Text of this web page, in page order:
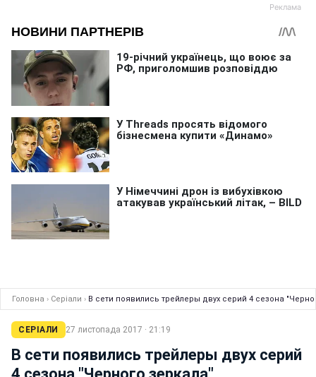
Головна › Серіали › В сети появились трейлеры двух серий 4 сезона
СЕРІАЛИ 27 листопада 2017 · 21:19
В сети появились трейлеры двух серий